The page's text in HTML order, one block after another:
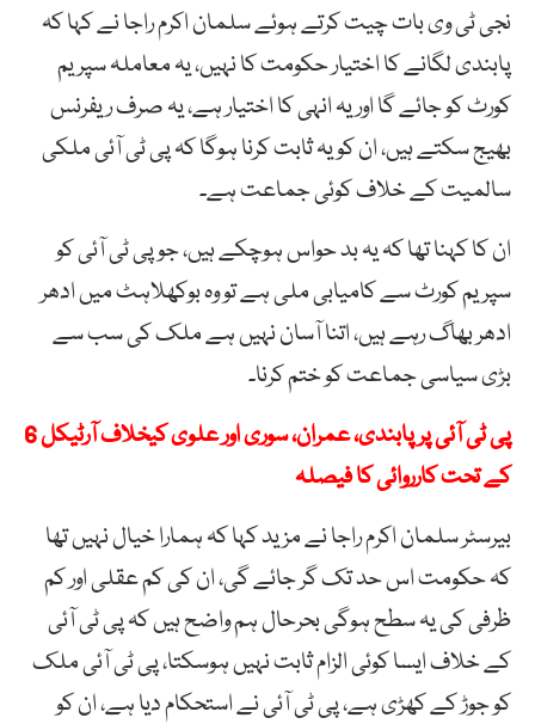
نجی ٹی وی بات چیت کرتے ہوئے سلمان اکرم راجا نے کہا کہ
پابندی لگانے کا اختیار حکومت کا نہیں، یہ معاملہ سپریم
کورٹ کو جائے گا اور یہ انہی کا اختیار ہے، یہ صرف ریفرنس
بھیج سکتے ہیں، ان کو یہ ثابت کرنا ہوگا کہ پی ٹی آئی ملکی
سالمیت کے خلاف کوئی جماعت ہے۔
ان کا کہنا تھا کہ یہ بد حواس ہوچکے ہیں، جو پی ٹی آئی کو
سپریم کورٹ سے کامیابی ملی ہے تو وہ بوکھلاہٹ میں ادھر
ادھر بھاگ رہے ہیں، اتنا آسان نہیں ہے ملک کی سب سے
بڑی سیاسی جماعت کو ختم کرنا۔
پی ٹی آئی پر پابندی، عمران، سوری اور علوی کیخلاف آرٹیکل 6
کے تحت کارروائی کا فیصلہ
بیرسٹر سلمان اکرم راجا نے مزید کہا کہ ہمارا خیال نہیں تھا
کہ حکومت اس حد تک گر جائے گی، ان کی کم عقلی اور کم
ظرفی کی یہ سطح ہوگی بحرحال ہم واضح ہیں کہ پی ٹی آئی
کے خلاف ایسا کوئی الزام ثابت نہیں ہوسکتا، پی ٹی آئی ملک
کو جوڑ کے کھڑی ہے، پی ٹی آئی نے استحکام دیا ہے، ان کو